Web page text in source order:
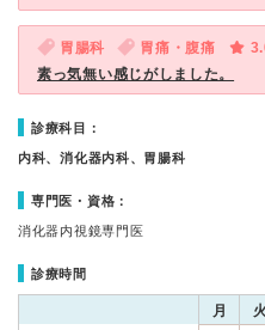
胃腸科 胃痛・腹痛
素っ気無い感じがしました。
診療科目：
内科、消化器内科、胃腸科
専門医・資格：
消化器内視鏡専門医
診療時間
月 火